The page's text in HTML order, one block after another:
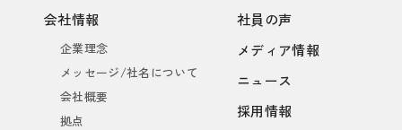
会社情報
企業理念
メッセージ/社名について
会社概要
拠点
社員の声
メディア情報
ニュース
採用情報